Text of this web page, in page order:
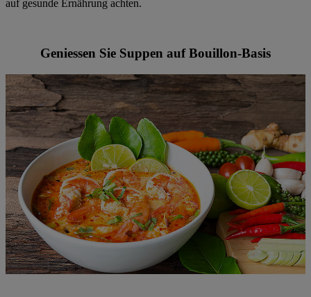
auf gesunde Ernährung achten.
Geniessen Sie Suppen auf Bouillon-Basis